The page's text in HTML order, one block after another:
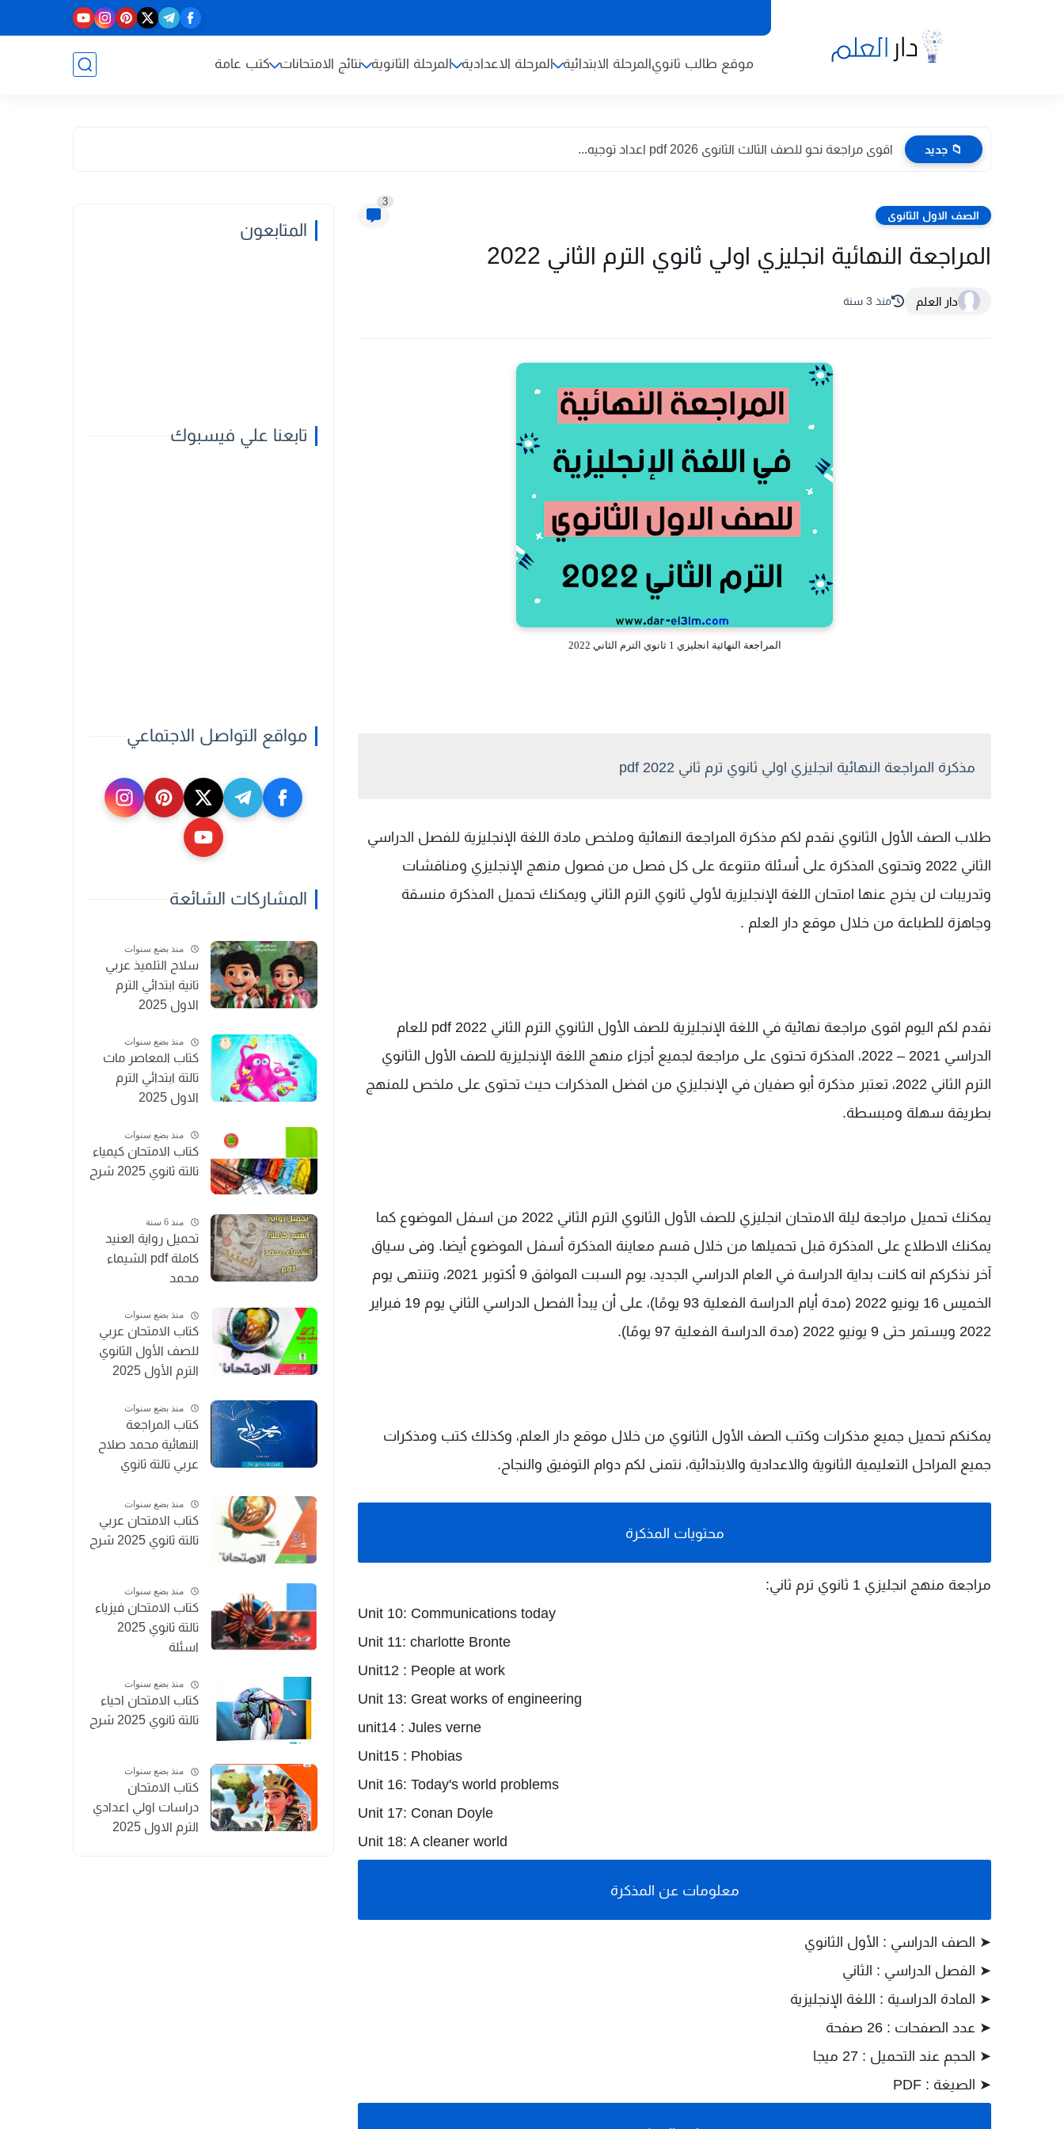
موقع طالب ثانويالمرحلة الابتدائية المرحلة الاعدادية المرحلة الثانوية نتائج الامتحانات كتب عامة
📁 جديد اقوى مراجعة نحو للصف الثالث الثانوى 2026 pdf اعداد توجيه...
الصف الاول الثانوى
3
المراجعة النهائية انجليزي اولي ثانوي الترم الثاني 2022
دار العلم منذ 3 سنة
المراجعة النهائية انجليزي 1 ثانوي الترم الثاني 2022
مذكرة المراجعة النهائية انجليزي اولي ثانوي ترم ثاني 2022 pdf
طلاب الصف الأول الثانوي نقدم لكم مذكرة المراجعة النهائية وملخص مادة اللغة الإنجليزية للفصل الدراسي
الثاني 2022 وتحتوى المذكرة على أسئلة متنوعة على كل فصل من فصول منهج الإنجليزي ومناقشات
وتدريبات لن يخرج عنها امتحان اللغة الإنجليزية لأولي ثانوي الترم الثاني ويمكنك تحميل المذكرة منسقة
وجاهزة للطباعة من خلال موقع دار العلم .
نقدم لكم اليوم اقوى مراجعة نهائية في اللغة الإنجليزية للصف الأول الثانوي الترم الثاني 2022 pdf للعام
الدراسي 2021 – 2022، المذكرة تحتوى على مراجعة لجميع أجزاء منهج اللغة الإنجليزية للصف الأول الثانوي
الترم الثاني 2022، تعتبر مذكرة أبو صفيان في الإنجليزي من افضل المذكرات حيث تحتوى على ملخص للمنهج
بطريقة سهلة ومبسطة.
يمكنك تحميل مراجعة ليلة الامتحان انجليزي للصف الأول الثانوي الترم الثاني 2022 من اسفل الموضوع كما
يمكنك الاطلاع على المذكرة قبل تحميلها من خلال قسم معاينة المذكرة أسفل الموضوع أيضا. وفى سياق
آخر نذكركم انه كانت بداية الدراسة في العام الدراسي الجديد، يوم السبت الموافق 9 أكتوبر 2021، وتنتهى يوم
الخميس 16 يونيو 2022 (مدة أيام الدراسة الفعلية 93 يومًا)، على أن يبدأ الفصل الدراسي الثاني يوم 19 فبراير
2022 ويستمر حتى 9 يونيو 2022 (مدة الدراسة الفعلية 97 يومًا).
يمكنكم تحميل جميع مذكرات وكتب الصف الأول الثانوي من خلال موقع دار العلم، وكذلك كتب ومذكرات
جميع المراحل التعليمية الثانوية والاعدادية والابتدائية، نتمنى لكم دوام التوفيق والنجاح.
محتويات المذكرة
مراجعة منهج انجليزي 1 ثانوي ترم ثاني:
Unit 10: Communications today
Unit 11: charlotte Bronte
Unit12 : People at work
Unit 13: Great works of engineering
unit14 : Jules verne
Unit15 : Phobias
Unit 16: Today's world problems
Unit 17: Conan Doyle
Unit 18: A cleaner world
معلومات عن المذكرة
➤ الصف الدراسي : الأول الثانوي
➤ الفصل الدراسي : الثاني
➤ المادة الدراسية : اللغة الإنجليزية
➤ عدد الصفحات : 26 صفحة
➤ الحجم عند التحميل : 27 ميجا
➤ الصيغة : PDF
المتابعون
تابعنا علي فيسبوك
مواقع التواصل الاجتماعي
المشاركات الشائعة
منذ بضع سنوات
سلاح التلميذ عربي
تانية ابتدائي الترم
الاول 2025
منذ بضع سنوات
كتاب المعاصر ماث
تالتة ابتدائي الترم
الاول 2025
منذ بضع سنوات
كتاب الامتحان كيمياء
تالتة ثانوي 2025 شرح
منذ 6 سنة
تحميل رواية العنيد
كاملة pdf الشيماء
محمد
منذ بضع سنوات
كتاب الامتحان عربي
للصف الأول الثانوي
الترم الأول 2025
منذ بضع سنوات
كتاب المراجعة
النهائية محمد صلاح
عربي تالتة ثانوي
منذ بضع سنوات
كتاب الامتحان عربي
تالتة ثانوي 2025 شرح
منذ بضع سنوات
كتاب الامتحان فيزياء
تالتة ثانوي 2025
اسئلة
منذ بضع سنوات
كتاب الامتحان احياء
تالتة ثانوي 2025 شرح
منذ بضع سنوات
كتاب الامتحان
دراسات اولي اعدادي
الترم الاول 2025